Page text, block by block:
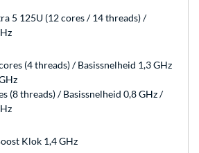
5 125U (12 cores / 14 threads) /
(4 threads) / Basissnelheid 1,3 GHz
(8 threads) / Basissnelheid 0,8 GHz /
Klok 1,4 GHz